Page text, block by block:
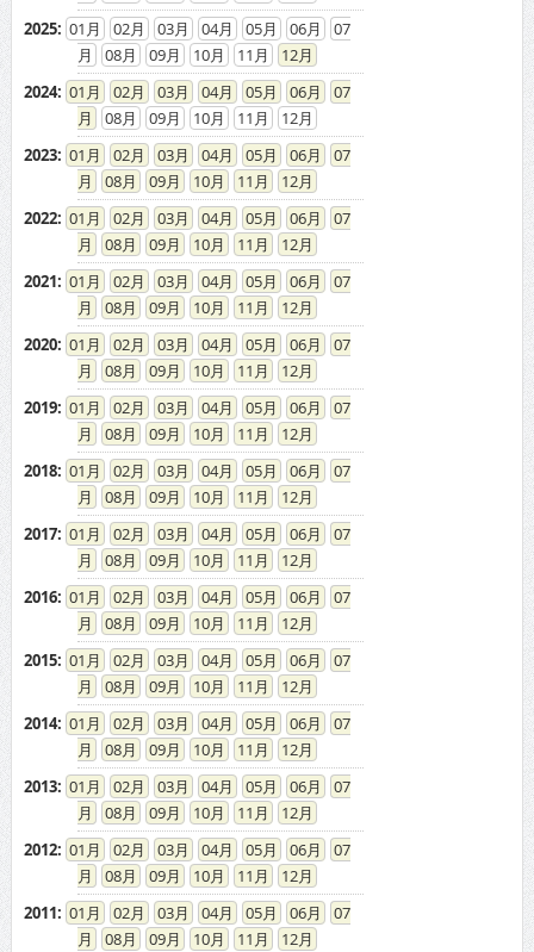
2025: 01 02 03 04 05 06
07
08
09 10 11
12
2024: 01 02 03 04 05 06
07
08
09 10 11
12
2023: 01 02 03 04 05 06
07
08
09 10 11
12
2022: 01 02 03 04 05 06
07
08
09 10 11
12
2021: 01 02 03 04 05 06
07
08
09 10 11
12
2020: 01 02 03 04 05 06
07
08
09 10 11
12
2019: 01 02 03 04 05 06
07
08
09 10 11
12
2018: 01 02 03 04 05 06
07
08
09 10 11
12
2017: 01 02 03 04 05 06
07
08
09 10 11
12
2016: 01 02 03 04 05 06
07
08
09 10 11
12
2015: 01 02 03 04 05 06
07
08
09 10 11
12
2014: 01 02 03 04 05 06
07
08
09 10 11
12
2013: 01 02 03 04 05 06
07
08
09 10 11
12
2012: 01 02 03 04 05 06
07
08
09 10 11
12
2011: 01 02 03 04 05 06
07
08
09 10 11
12